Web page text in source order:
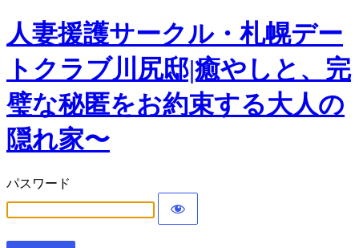
人妻援護サークル・札幌デー
トクラブ川尻邸|癒やしと、完
璧な秘匿をお約束する大人の
隠れ家〜
パスワード